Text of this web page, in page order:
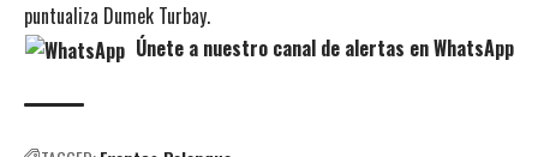
puntualiza Dumek Turbay.
Únete a nuestro canal de alertas en WhatsApp